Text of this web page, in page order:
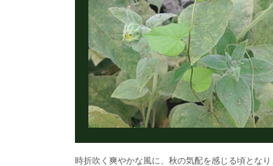
時折吹く爽やかな風に、秋の気配を感じる頃とな